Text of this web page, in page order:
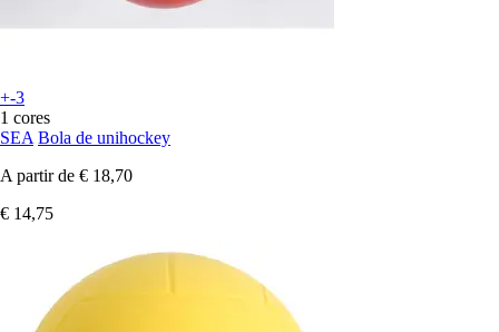
+-3
1 cores
SEA Bola de unihockey
A partir de € 18,70
€ 14,75